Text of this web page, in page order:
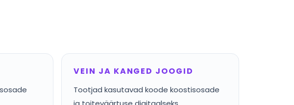
VEIN JA KANGED JOOGID
Tootjad kasutavad koode koostisosade